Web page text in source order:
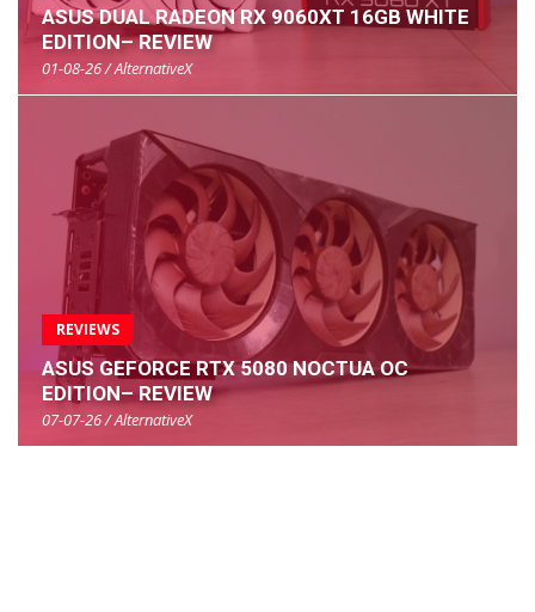
ASUS DUAL RADEON RX 9060XT 16GB WHITE
EDITION– REVIEW
01-08-26 / AlternativeX
REVIEWS
ASUS GEFORCE RTX 5080 NOCTUA OC
EDITION– REVIEW
07-07-26 / AlternativeX